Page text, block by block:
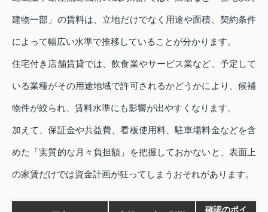
建物一部」の賃料は、立地だけでなく用途や面積、契約条件
によって幅広い水準で推移していることが分かります。
住宅付き店舗賃貸では、飲食業やサービス業など、予定して
いる業種がその用途地域で許可されるかどうかにより、候補
物件が絞られ、賃料水準にも影響が出やすくなります。
加えて、保証金や共益費、看板使用料、駐車場料金などを含
めた「実質的な月々負担額」を把握しておかないと、表面上
の家賃だけでは資金計画が狂ってしまうおそれがあります。
確認のポイ